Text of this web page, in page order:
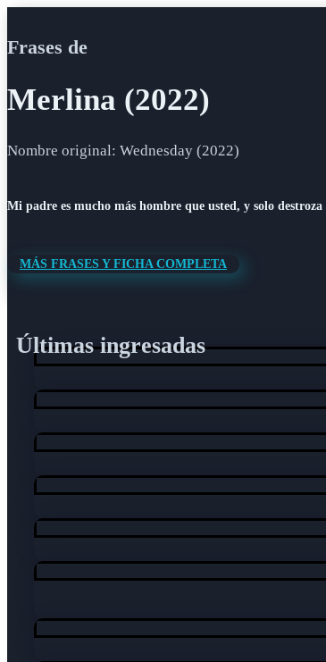
Frases de
Merlina (2022)
Nombre original: Wednesday (2022)
Mi padre es mucho más hombre que usted, y solo
MÁS FRASES Y FICHA COMPLETA
Últimas ingresadas